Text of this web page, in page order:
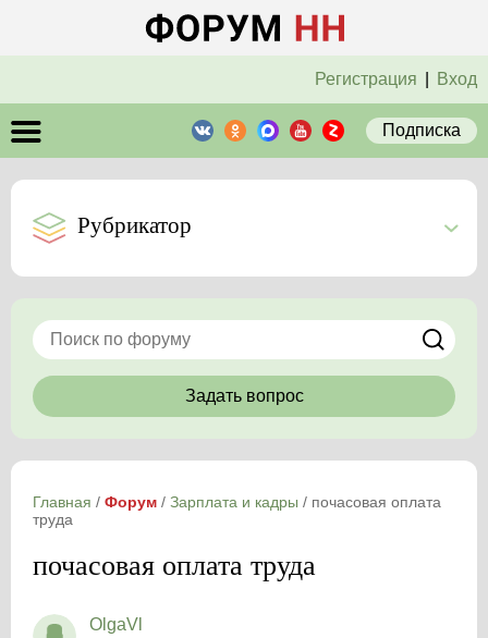
Регистрация Вход
Подписка
Рубрикатор
Задать вопрос
Главная / Форум / Зарплата и кадры / почасовая оплата
труда
почасовая оплата труда
OlgaVl